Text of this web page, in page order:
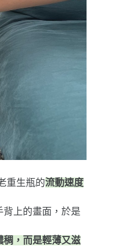
重生瓶的流動速度
上的畫面，於是
稠，而是輕薄又滋